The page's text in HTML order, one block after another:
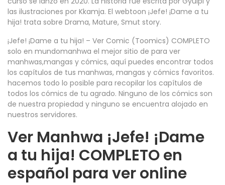
las ilustraciones por Kkamja. El webtoon ¡Jefe! ¡Dame a tu
hija! trata sobre Drama, Mature, Smut story.
¡Jefe! ¡Dame a tu hija! – Ver Comic (Toomics) COMPLETO
solo en mundomanhwa el mejor sitio de para ver
manhwas,mangas y cómics, aquí puedes encontrar todos
los capítulos de tus manhwas, mangas y cómics favoritos.
hacemos todo lo posible para recopilar los capítulos de
todos los cómics de tu agrado. Ninguno de los cómics son
de nuestra propiedad y ninguno se encuentra alojado en
nuestros servidores.
Ver Manhwa ¡Jefe! ¡Dame
a tu hija! COMPLETO en
español para ver online